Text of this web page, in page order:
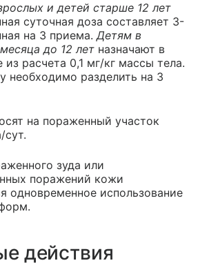
и детей старше 12 лет
суточная доза составляет 3-
на 3 приема.Детям в
до 12 лет назначают в
из расчета 0,1 мг/кг массы тела.
необходимо разделить на 3
на пораженный участок
зуда или
поражений кожи
одновременное использование
действия